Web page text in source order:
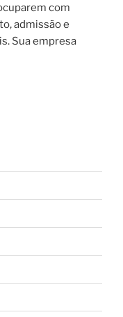
com
admissão e
Sua empresa